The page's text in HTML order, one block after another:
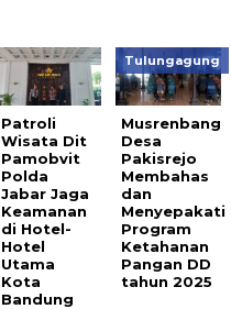
Patroli
Wisata Dit
Pamobvit
Polda
Jabar Jaga
Keamanan
di Hotel-
Hotel
Utama
Kota
Bandung
Tulungagung
Musrenbang
Desa
Pakisrejo
Membahas
dan
Menyepakati
Program
Ketahanan
Pangan DD
tahun 2025